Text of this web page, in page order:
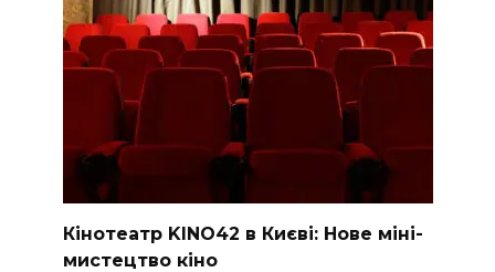
Кінотеатр KINO42 в Києві: Нове міні-
мистецтво кіно